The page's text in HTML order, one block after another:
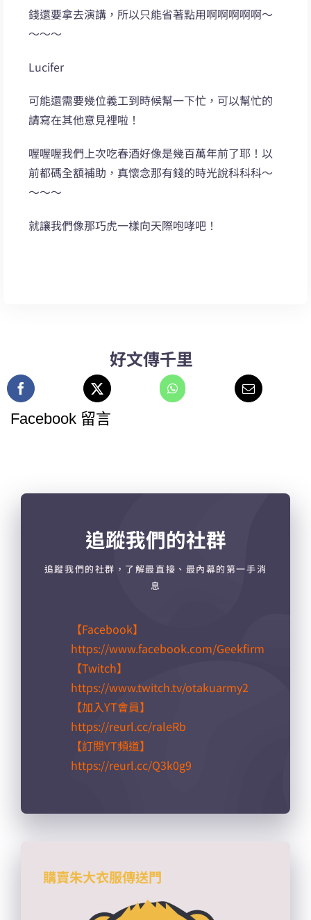
錢還要拿去演講，所以只能省著點用啊啊啊啊啊～
～～～
Lucifer
可能還需要幾位義工到時候幫一下忙，可以幫忙的
請寫在其他意見裡啦！
喔喔喔我們上次吃春酒好像是幾百萬年前了耶！以
前都碼全額補助，真懷念那有錢的時光說科科科～
～～～
就讓我們像那巧虎一樣向天際咆哮吧！
好文傳千里
Facebook 留言
追蹤我們的社群
追蹤我們的社群，了解最直接、最內幕的第一手消
息
【Facebook】
https://www.facebook.com/Geekfirm
【Twitch】
https://www.twitch.tv/otakuarmy2
【加入YT會員】
https://reurl.cc/raleRb​
【訂閱YT頻道】
https://reurl.cc/Q3k0g9​
購賣朱大衣服傳送門